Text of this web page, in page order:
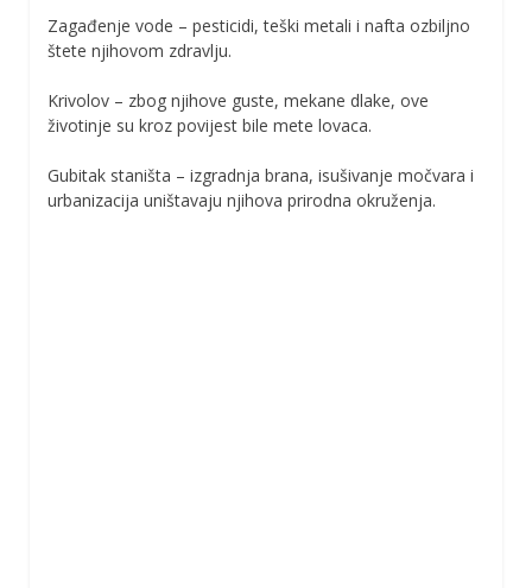
Zagađenje vode – pesticidi, teški metali i nafta ozbiljno
štete njihovom zdravlju.
Krivolov – zbog njihove guste, mekane dlake, ove
životinje su kroz povijest bile mete lovaca.
Gubitak staništa – izgradnja brana, isušivanje močvara i
urbanizacija uništavaju njihova prirodna okruženja.